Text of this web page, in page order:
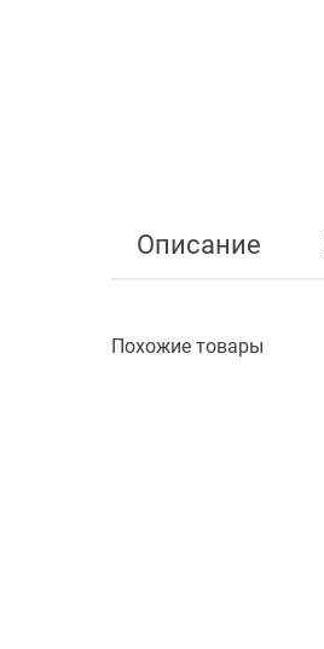
Описание
Похожие товары